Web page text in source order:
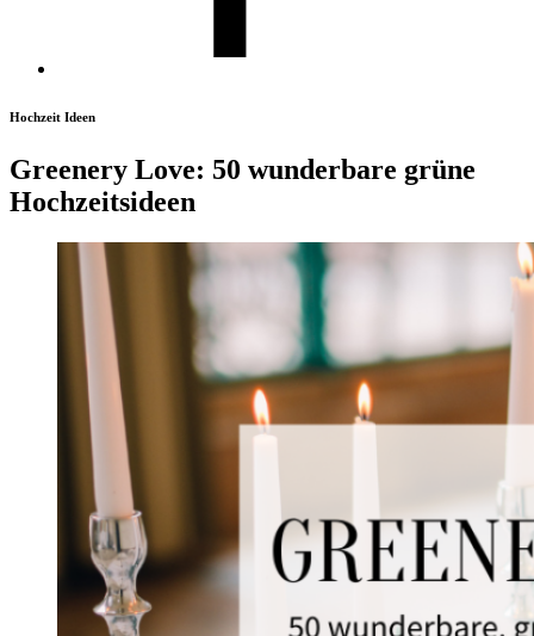
Hochzeit Ideen
Greenery Love: 50 wunderbare grüne
Hochzeitsideen